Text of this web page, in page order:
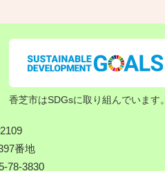
香芝市はSDGsに取り組んでいます。
番地
78-3830